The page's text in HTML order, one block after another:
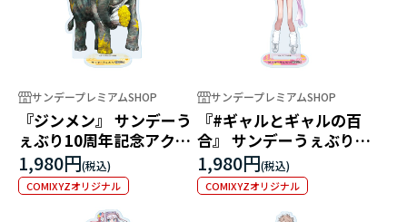
サンデープレミアムSHOP
『ジンメン』 サンデーう
ぇぶり10周年記念アクリ
ルスタンド
1,980円
COMIXYZオリジナル
サンデープレミアムSHOP
『#ギャルとギャルの百
合』 サンデーうぇぶり10
周年記念アクリルスタン
ド
1,980円
COMIXYZオリジナル